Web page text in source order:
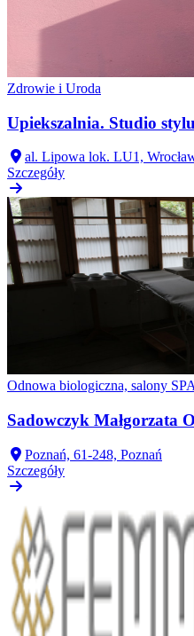
Zdrowie i Uroda
Upiekszalnia. Studio
al. Lipowa lok. LU1,
Szczegóły
Odnowa biologiczna, salony SPA
Sadowczyk Małgorzata
Poznań, 61-248, Poznań
Szczegóły